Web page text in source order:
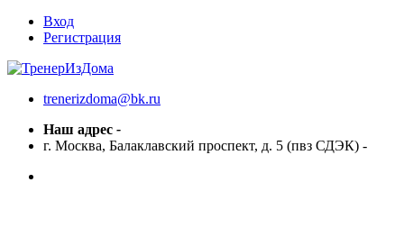
Вход
Регистрация
trenerizdoma@bk.ru
Наш адрес -
г. Москва, Балаклавский проспект, д. 5 (пвз СДЭК) -